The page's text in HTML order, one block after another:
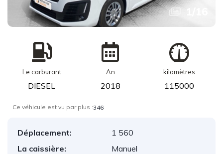
Le carburant
DIESEL
An
2018
kilomètres
115000
Ce véhicule est vu par plus :346
Déplacement:
1 560
La caissière:
Manuel